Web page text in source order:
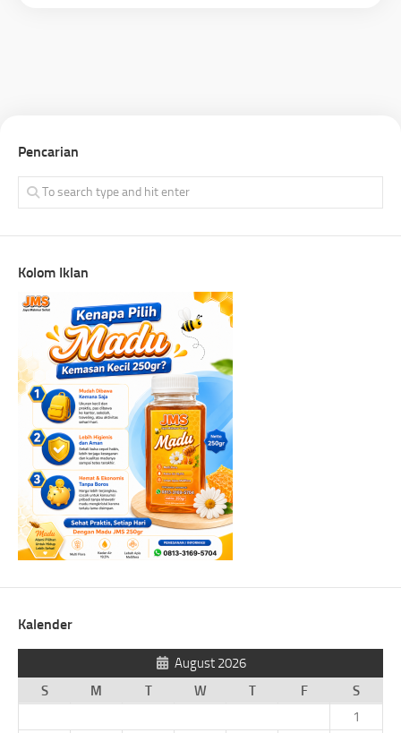
Pencarian
Kolom Iklan
Kalender
August 2026
S
M T W T F
S
1